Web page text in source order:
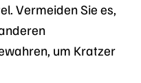
Vermeiden Sie es,
um Kratzer